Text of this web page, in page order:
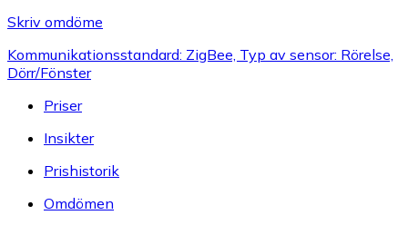
Skriv omdöme
Kommunikationsstandard: ZigBee, Typ av sensor: Rörelse,
Dörr/Fönster
Priser
Insikter
Prishistorik
Omdömen